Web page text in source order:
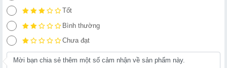
Tốt
Bình thường
Chưa đạt